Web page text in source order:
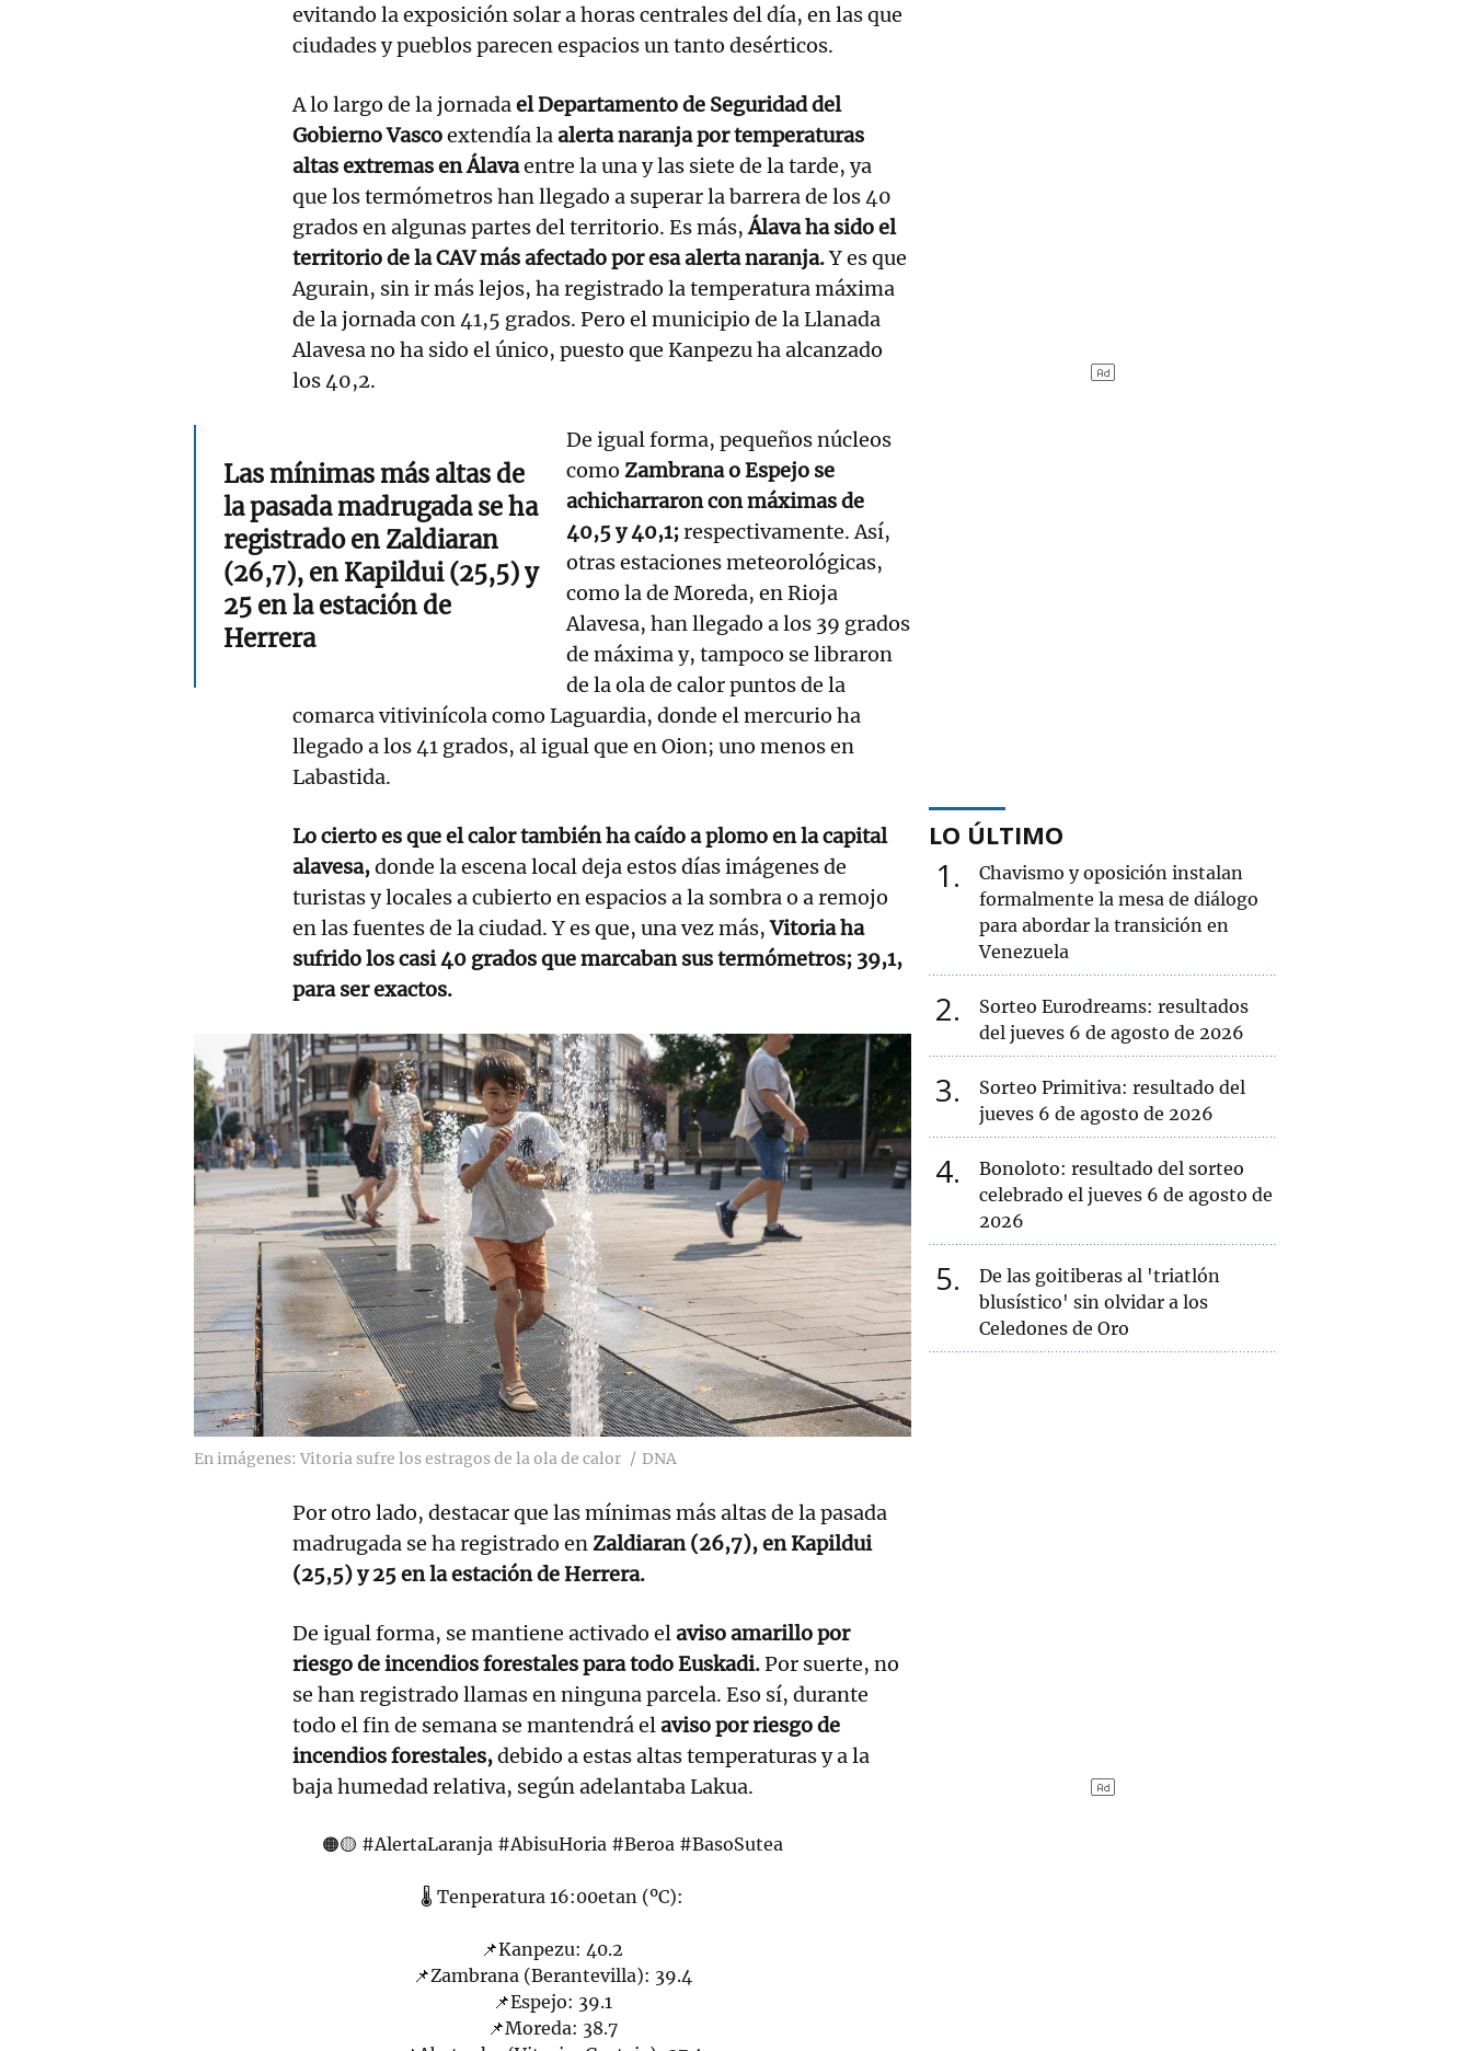
evitando la exposición solar a horas centrales del día, en las que
ciudades y pueblos parecen espacios un tanto desérticos.
A lo largo de la jornadael Departamento de Seguridad del
Gobierno Vascoextendía laalerta naranja por temperaturas
altas extremas en Álavaentre la una y las siete de la tarde, ya
que los termómetros han llegado a superar la barrera de los 40
grados en algunas partes del territorio. Es más,Álava ha sido el
territorio de la CAV más afectado por esa alerta naranja.Y es que
Agurain, sin ir más lejos, ha registrado la temperatura máxima
de la jornada con 41,5 grados. Pero el municipio de la Llanada
Alavesa no ha sido el único, puesto que Kanpezu ha alcanzado
los 40,2.
Las mínimas más altas de
la pasada madrugada se ha
registrado en Zaldiaran
(26,7), en Kapildui (25,5) y
25 en la estación de
Herrera
De igual forma, pequeños núcleos
comoZambrana o Espejo se
achicharraron con máximas de
40,5 y 40,1;respectivamente. Así,
otras estaciones meteorológicas,
como la de Moreda, en Rioja
Alavesa, han llegado a los 39 grados
de máxima y, tampoco se libraron
de la ola de calor puntos de la
comarca vitivinícola como Laguardia, donde el mercurio ha
llegado a los 41 grados, al igual que en Oion; uno menos en
Labastida.
Lo cierto es que el calor también ha caído a plomo en la capital
alavesa,donde la escena local deja estos días imágenes de
turistas y locales a cubierto en espacios a la sombra o a remojo
en las fuentes de la ciudad. Y es que, una vez más,Vitoria ha
sufrido los casi 40 grados que marcaban sus termómetros; 39,1,
para ser exactos.
En imágenes: Vitoria sufre los estragos de la ola de calor DNA
Por otro lado, destacar que las mínimas más altas de la pasada
madrugada se ha registrado enZaldiaran (26,7), en Kapildui
(25,5) y 25 en la estación de Herrera.
De igual forma, se mantiene activado elaviso amarillo por
riesgo de incendios forestales para todo Euskadi.Por suerte, no
se han registrado llamas en ninguna parcela. Eso sí, durante
todo el fin de semana se mantendrá elaviso por riesgo de
incendios forestales,debido a estas altas temperaturas y a la
baja humedad relativa, según adelantaba Lakua.
🟠🟡 #AlertaLaranja #AbisuHoria #Beroa #BasoSutea
🌡 Tenperatura 16:00etan (ºC):
📌Kanpezu: 40.2
📌Zambrana (Berantevilla): 39.4
📌Espejo: 39.1
📌Moreda: 38.7
LO ÚLTIMO
1
Chavismo y oposición instalan
formalmente la mesa de diálogo
para abordar la transición en
Venezuela
2
Sorteo Eurodreams: resultados
del jueves 6 de agosto de 2026
3
Sorteo Primitiva: resultado del
jueves 6 de agosto de 2026
4
Bonoloto: resultado del sorteo
celebrado el jueves 6 de agosto de
2026
5
De las goitiberas al 'triatlón
blusístico' sin olvidar a los
Celedones de Oro